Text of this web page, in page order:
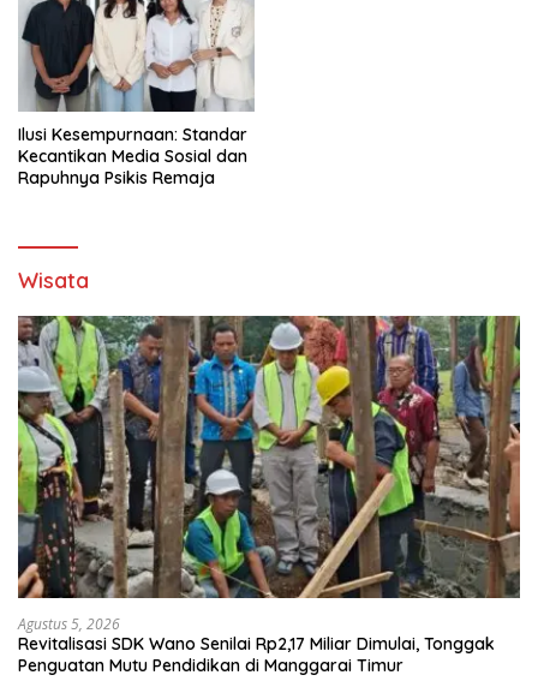
Ilusi Kesempurnaan: Standar
Kecantikan Media Sosial dan
Rapuhnya Psikis Remaja
Wisata
Agustus 5, 2026
Revitalisasi SDK Wano Senilai Rp2,17 Miliar Dimulai, Tonggak
Penguatan Mutu Pendidikan di Manggarai Timur